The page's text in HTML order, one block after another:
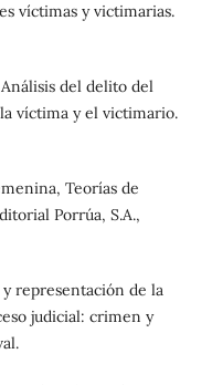
víctimas y victimarias.
Análisis del delito del
víctima y el victimario.
Teorías de
Porrúa, S.A.,
representación de la
judicial: crimen y